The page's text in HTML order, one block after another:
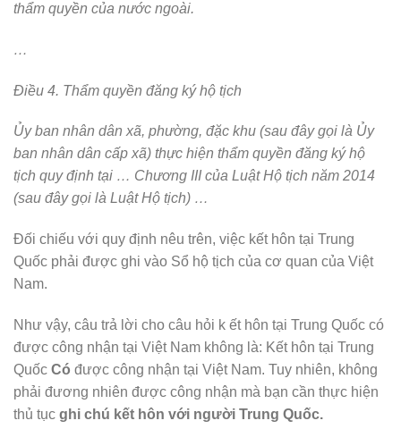
thẩm quyền của nước ngoài.
…
Điều 4. Thẩm quyền đăng ký hộ tịch
Ủy ban nhân dân xã, phường, đặc khu (sau đây gọi là Ủy
ban nhân dân cấp xã) thực hiện thẩm quyền đăng ký hộ
tịch quy định tại … Chương III của Luật Hộ tịch năm 2014
(sau đây gọi là Luật Hộ tịch) …
Đối chiếu với quy định nêu trên, việc kết hôn tại Trung
Quốc phải được ghi vào Sổ hộ tịch của cơ quan của Việt
Nam.
Như vậy, câu trả lời cho câu hỏi k ết hôn tại Trung Quốc có
được công nhận tại Việt Nam không là: Kết hôn tại Trung
Quốc Có được công nhận tại Việt Nam. Tuy nhiên, không
phải đương nhiên được công nhận mà bạn cần thực hiện
thủ tục ghi chú kết hôn với người Trung Quốc.